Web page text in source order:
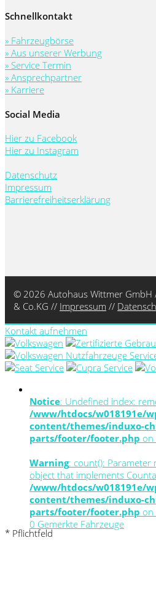
* Pflichtfeld
Schnellkontakt
» Fahrzeugbörse
» Aus unserer Werbung
» Service Termin
» Ansprechpartner
» Karriere
Social Media
Hier zu Facebook
Hier zu Instagram
Datenschutz
Impressum
Barrierefreiheitserklärung
© 2026 Autohaus Wittmer GmbH
& Co.KG // Impressum //
Kontakt aufnehmen
Notice: Undefined index:
/www/htdocs/w018191e/
content/themes/induxo-
parts/footer/footer.php on
Warning: count(): Parameter
object that implements
/www/htdocs/w018191e/
content/themes/induxo-
parts/footer/footer.php on
0 Gemerkte Fahrzeuge